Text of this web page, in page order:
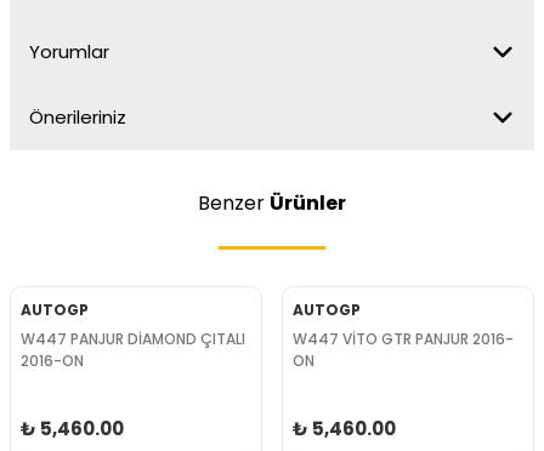
Yorumlar
Önerileriniz
Benzer Ürünler
AUTOGP
W447 PANJUR DİAMOND ÇITALI
2016-ON
₺ 5,460.00
AUTOGP
W447 VİTO GTR PANJUR 2016-
ON
₺ 5,460.00